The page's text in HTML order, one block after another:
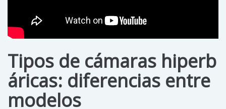
Tipos de cámaras hiperb
áricas: diferencias entre
modelos